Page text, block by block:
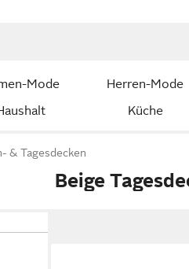
Mode Herren-Mode
Küche
& Tagesdecken
Beige